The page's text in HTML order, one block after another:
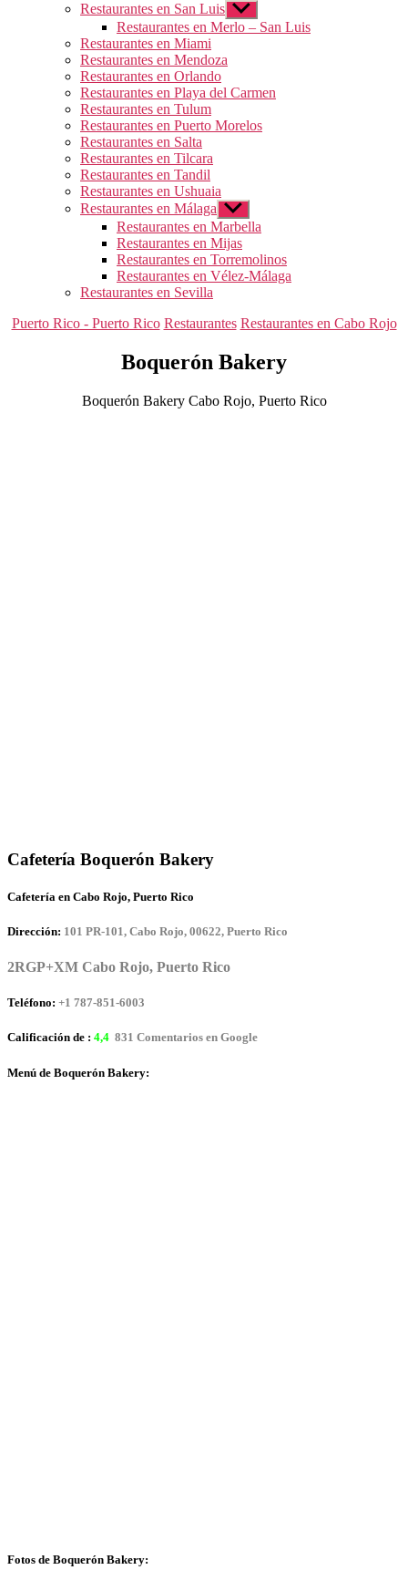
Restaurantes en San Luis Mostrar
el
submenú
Restaurantes en Merlo – San Luis
Restaurantes en Miami
Restaurantes en Mendoza
Restaurantes en Orlando
Restaurantes en Playa del Carmen
Restaurantes en Tulum
Restaurantes en Puerto Morelos
Restaurantes en Salta
Restaurantes en Tilcara
Restaurantes en Tandil
Restaurantes en Ushuaia
Restaurantes en Málaga Mostrar
el
submenú
Restaurantes en Marbella
Restaurantes en Mijas
Restaurantes en Torremolinos
Restaurantes en Vélez-Málaga
Restaurantes en Sevilla
Categorías
Puerto Rico - Puerto Rico Restaurantes Restaurantes en Cabo Rojo
Boquerón Bakery
Boquerón Bakery Cabo Rojo, Puerto Rico
Cafetería Boquerón Bakery
Cafetería en Cabo Rojo, Puerto Rico
Dirección: 101 PR-101, Cabo Rojo, 00622, Puerto Rico
2RGP+XM Cabo Rojo, Puerto Rico
Teléfono: +1 787-851-6003
Calificación de : 4,4 831 Comentarios en Google
Menú de Boquerón Bakery:
Fotos de Boquerón Bakery: